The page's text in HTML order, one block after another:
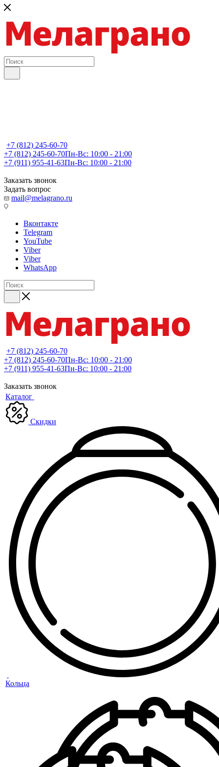
+7 (812) 245-60-70
+7 (812) 245-60-70Пн-Вс: 10:00 - 21:00
+7 (911) 955-41-63Пн-Вс: 10:00 - 21:00
Заказать звонок
Задать вопрос
mail@melagrano.ru
Вконтакте
Telegram
YouTube
Viber
Viber
WhatsApp
+7 (812) 245-60-70
+7 (812) 245-60-70Пн-Вс: 10:00 - 21:00
+7 (911) 955-41-63Пн-Вс: 10:00 - 21:00
Заказать звонок
Каталог
Скидки
Кольца